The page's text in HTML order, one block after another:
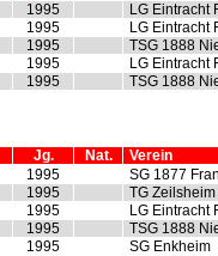
1995
LG Eintracht
1995
LG Eintracht
1995
TSG 1888
1995
LG Eintracht
1995 TSG 1888
Jg. Nat.
Verein
1995
SG 1877
1995
TG Zeilsheim
1995
LG Eintracht
1995
TSG 1888
1995 SG Enkheim